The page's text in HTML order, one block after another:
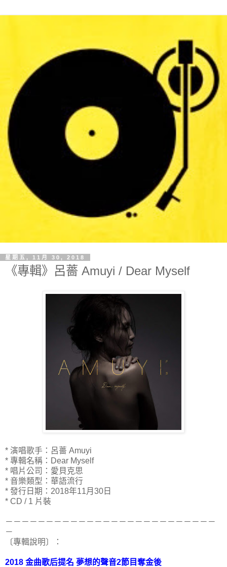
星期五, 11月 30, 2018
《專輯》呂薔 Amuyi / Dear Myself
* 演唱歌手：呂薔 Amuyi
* 專輯名稱：Dear Myself
* 唱片公司：愛貝克思
* 音樂類型：華語流行
* 發行日期：2018年11月30日
* CD / 1 片裝
－－－－－－－－－－－－－－－－－－－－－－－－－－
－
〔專輯說明〕：
2018 金曲歌后提名 夢想的聲音2節目奪金後